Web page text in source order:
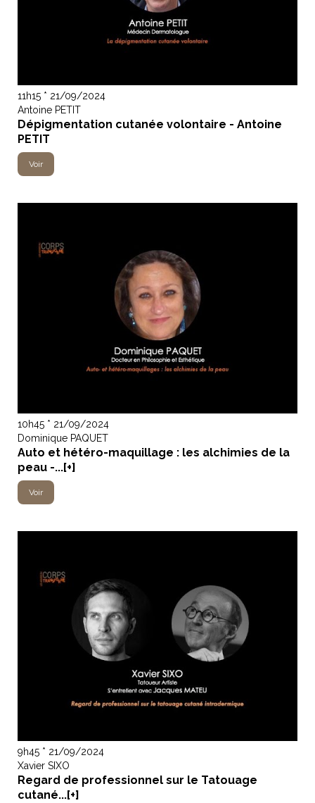
11h15 * 21/09/2024
Antoine PETIT
Dépigmentation cutanée volontaire - Antoine
PETIT
Voir
10h45 * 21/09/2024
Dominique PAQUET
Auto et hétéro-maquillage : les alchimies de la
peau -...[+]
Voir
9h45 * 21/09/2024
Xavier SIXO
Regard de professionnel sur le Tatouage
cutané...[+]